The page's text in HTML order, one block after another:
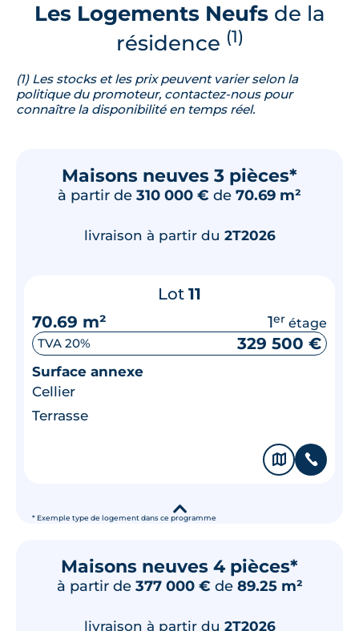
Les Logements Neufsde la
résidence (1)
(1) Les stocks et les prix peuvent varier selon la
politique du promoteur, contactez-nous pour
connaître la disponibilité en temps réel.
Maisons neuves 3 pièces*
à partir de 310 000 € de 70.69 m²
* Exemple type de logement dans ce programme
livraison à partir du 2T2026
Lot 11
70.69 m²
1er étage
TVA 20% 329 500 €
Surface annexe
Cellier
Terrasse
🗞 📞
▾
Maisons neuves 4 pièces*
à partir de 377 000 € de 89.25 m²
livraison à partir du 2T2026